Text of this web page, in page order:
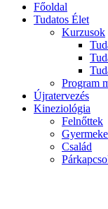
Főoldal
Tudatos Élet
Kurzusok
Program
Újratervezés
Kineziológia
Felnőttek
Család